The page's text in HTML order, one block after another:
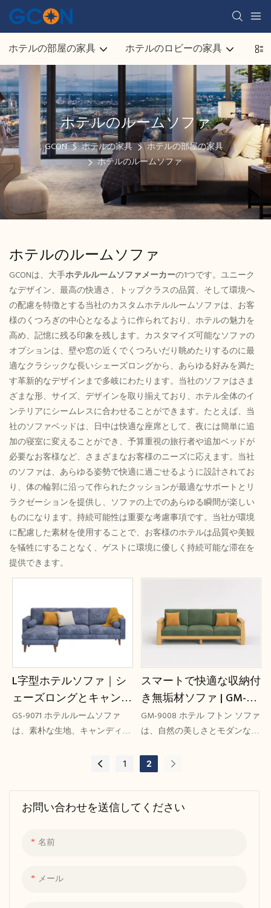
ホテルの部屋の家具 ホテルのロビーの家具 ホ
ホテルのルームソファ
GCON ホテルの家具
ホテルの部屋の家具
ホテルのルームソファ
ホテルのルームソファ
GCONは、大手ホテルルームソファメーカーの1つです。ユニーク
なデザイン、最高の快適さ、トップクラスの品質、そして環境へ
の配慮を特徴とする当社のカスタムホテルルームソファは、お客
様のくつろぎの中心となるように作られており、ホテルの魅力を
高め、記憶に残る印象を残します。カスタマイズ可能なソファの
オプションは、壁や窓の近くでくつろいだり眺めたりするのに最
適なクラシックな長いシェーズロングから、あらゆる好みを満た
す革新的なデザインまで多岐にわたります。当社のソファはさま
ざまな形、サイズ、デザインを取り揃えており、ホテル全体のイ
ンテリアにシームレスに合わせることができます。たとえば、当
社のソファベッドは、日中は快適な座席として、夜には簡単に追
加の寝室に変えることができ、予算重視の旅行者や追加ベッドが
必要なお客様など、さまざまなお客様のニーズに応えます。当社
のソファは、あらゆる姿勢で快適に過ごせるように設計されてお
り、体の輪郭に沿って作られたクッションが最適なサポートとリ
ラクゼーションを提供し、ソファの上でのあらゆる瞬間が楽しい
ものになります。持続可能性は重要な考慮事項です。当社が環境
に配慮した素材を使用することで、お客様のホテルは品質や美観
を犠牲にすることなく、ゲストに環境に優しく持続可能な滞在を
提供できます。
お問い合わせを送信してください
名前
メール
L字型ホテルソファ｜シ
ェーズロングとキャンデ
ィバー型クッション付き
モダンセクショナルソフ
GS-9071 ホテルルームソファ
は、素朴な生地、キャンディバ
を超越した家具です。 素朴な
は広く評価されています
スマートで快適な収納付
き無垢材ソファ | GM-
9008 GCON OEM
GM-9008 ホテル フトン ソファ
は、自然の美しさとモダンな快
います。 フレームはアッシュ
無垢材で作られており、低重金
属塗装が施されています。
1 2